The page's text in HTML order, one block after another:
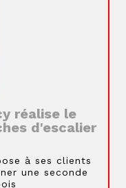
réalise le
d'escalier
à ses clients
une seconde